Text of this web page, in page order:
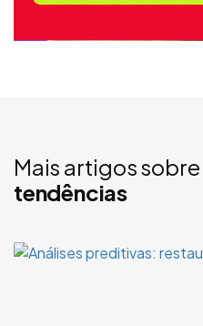
Mais artigos sobre
tendências